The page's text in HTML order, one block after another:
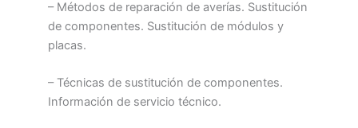
– Métodos de reparación de averías. Sustitución
de componentes. Sustitución de módulos y
placas.
– Técnicas de sustitución de componentes.
Información de servicio técnico.